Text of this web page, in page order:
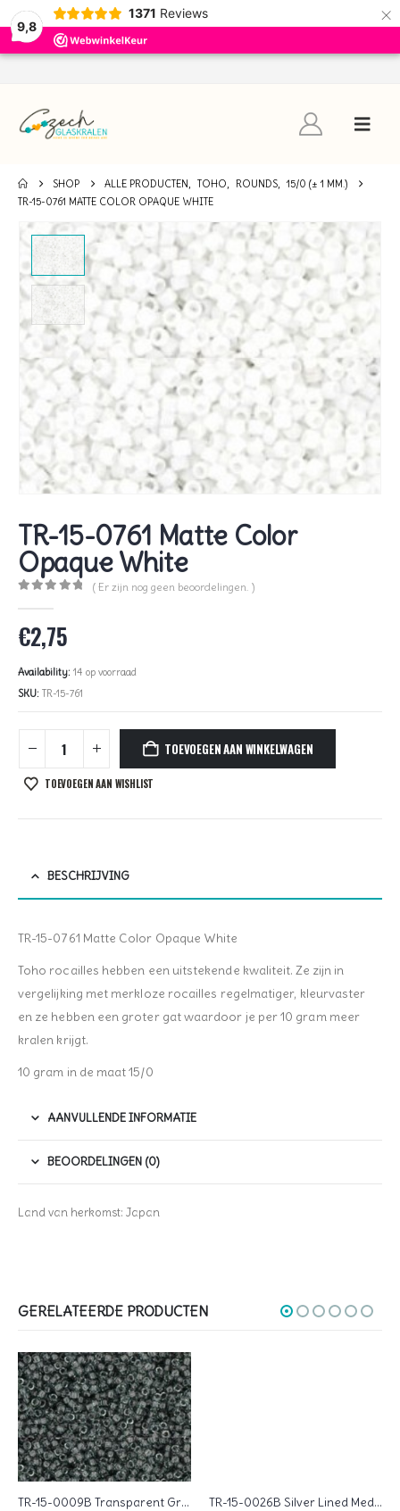
9,8
1371 Reviews ×
SHOP ALLE PRODUCTEN, TOHO, ROUNDS, 15/0 (± 1 MM.)
TR-15-0761 MATTE COLOR OPAQUE WHITE
TR-15-0761 Matte Color
Opaque White
( Er zijn nog geen beoordelingen. )
€2,75
Availability: 14 op voorraad
SKU: TR-15-761
TOEVOEGEN AAN WINKELWAGEN
TOEVOEGEN AAN WISHLIST
BESCHRIJVING
TR-15-0761 Matte Color Opaque White
Toho rocailles hebben een uitstekende kwaliteit. Ze zijn in
vergelijking met merkloze rocailles regelmatiger, kleurvaster
en ze hebben een groter gat waardoor je per 10 gram meer
kralen krijgt.
10 gram in de maat 15/0
AANVULLENDE INFORMATIE
BEOORDELINGEN (0)
Land van herkomst: Japan
GERELATEERDE PRODUCTEN
TR-15-0009B Transparent Gray TR-15-0026B Silver Lined Med Amethyst